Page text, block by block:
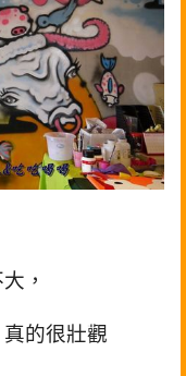
，
的很壯觀